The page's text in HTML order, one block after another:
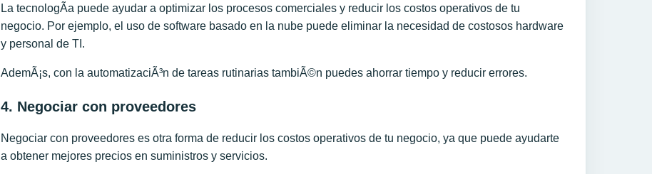
La tecnologÃ­a puede ayudar a optimizar los procesos comerciales y reducir los costos operativos de tu
negocio. Por ejemplo, el uso de software basado en la nube puede eliminar la necesidad de costosos hardware
y personal de TI.
AdemÃ¡s, con la automatizaciÃ³n de tareas rutinarias tambiÃ©n puedes ahorrar tiempo y reducir errores.
4. Negociar con proveedores
Negociar con proveedores es otra forma de reducir los costos operativos de tu negocio, ya que puede ayudarte
a obtener mejores precios en suministros y servicios.